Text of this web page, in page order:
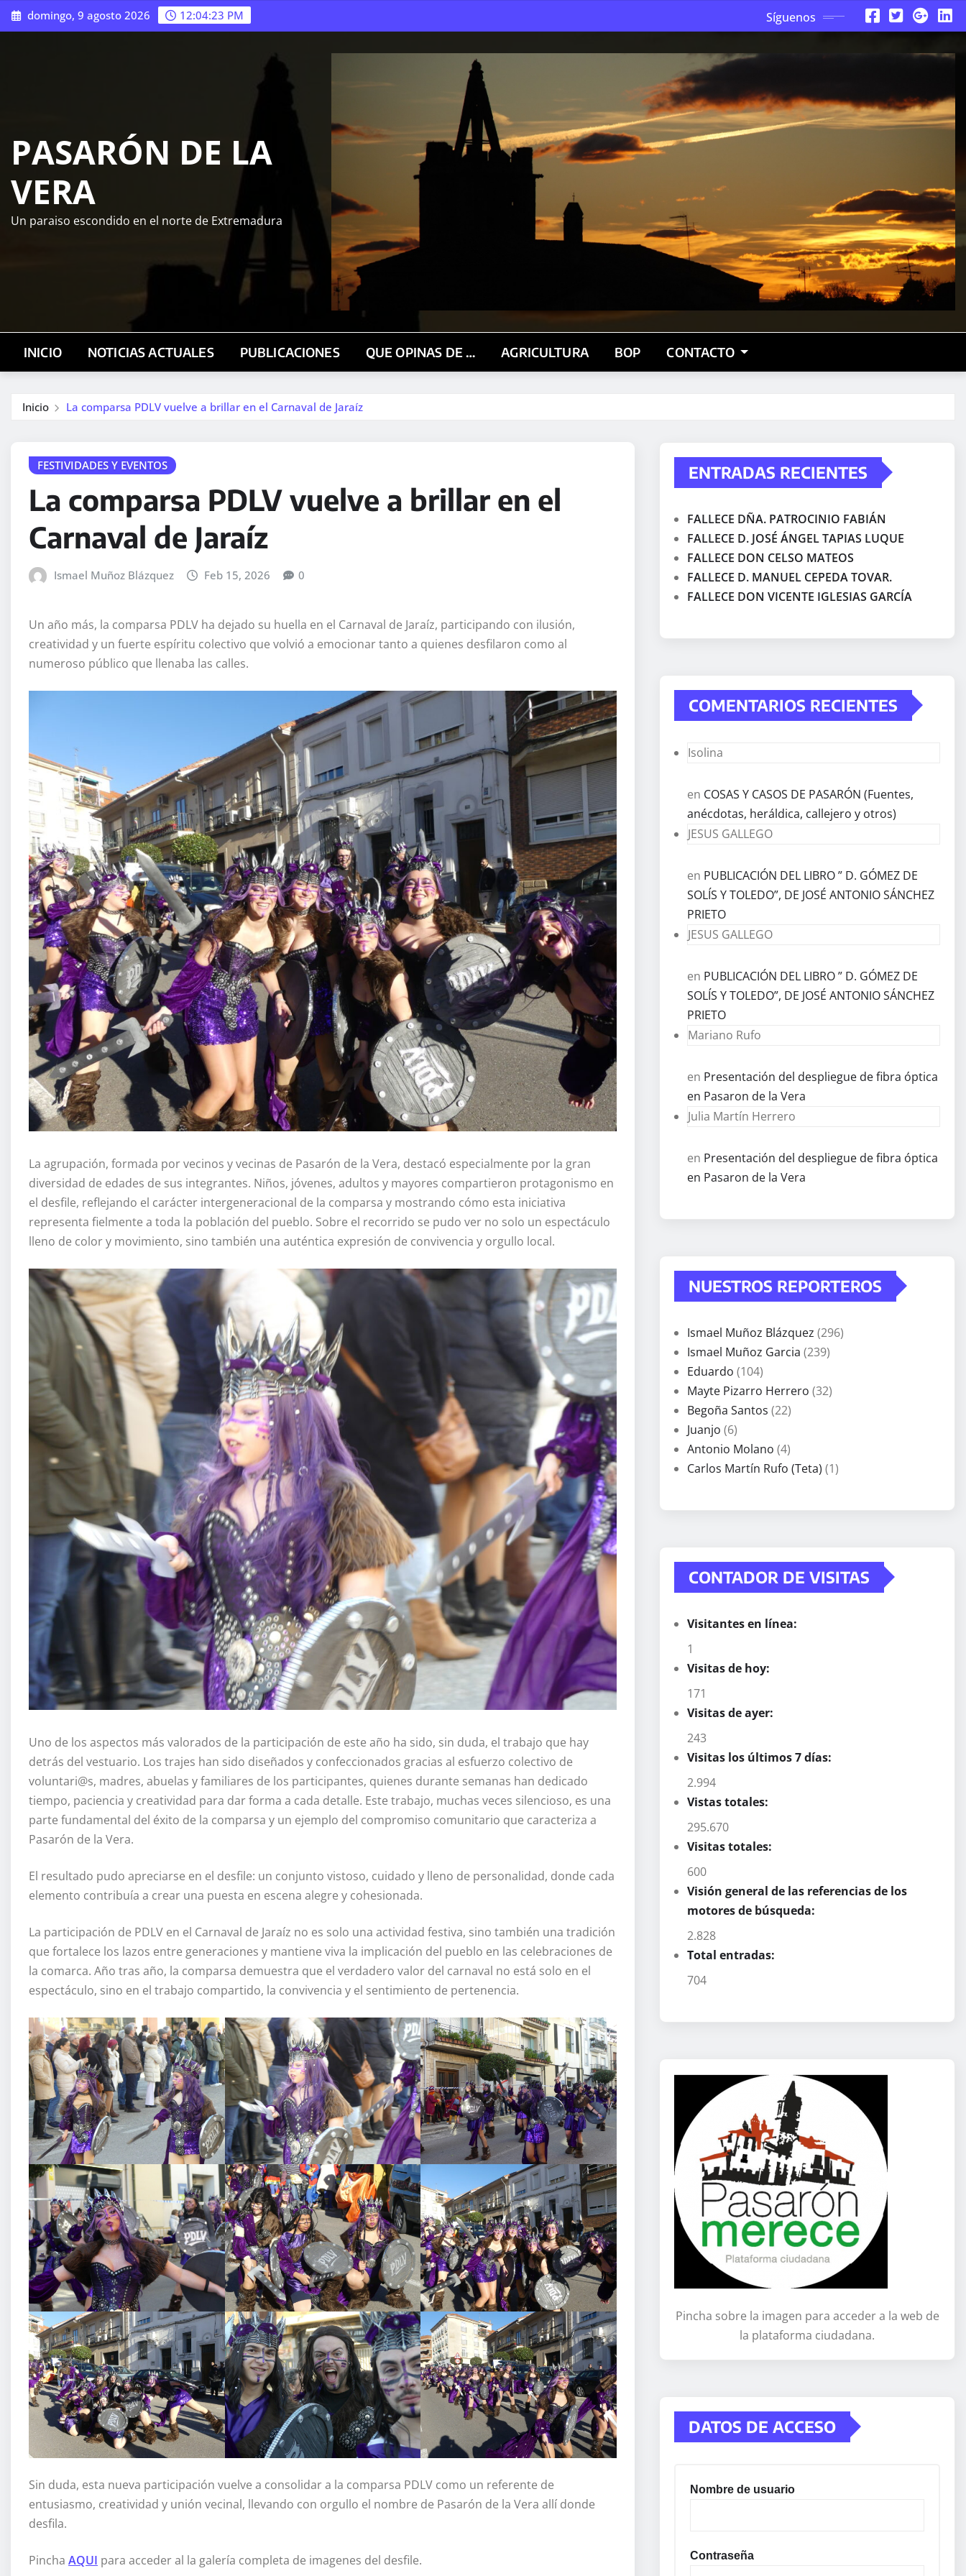
Saltar
al
domingo, 9 agosto 2026 12:04:25 PM Síguenos
PASARÓN DE LA
VERA
Un paraiso escondido en el norte de Extremadura
INICIO NOTICIAS ACTUALES PUBLICACIONES QUE OPINAS DE … AGRICULTURA BOP CONTACTO
Inicio La comparsa PDLV vuelve a brillar en el Carnaval de Jaraíz
FESTIVIDADES Y EVENTOS
La comparsa PDLV vuelve a brillar en el
Carnaval de Jaraíz
Ismael Muñoz Blázquez Feb 15, 2026 0
Un año más, la comparsa PDLV ha dejado su huella en el Carnaval de Jaraíz, participando con ilusión,
creatividad y un fuerte espíritu colectivo que volvió a emocionar tanto a quienes desfilaron como al
numeroso público que llenaba las calles.
La agrupación, formada por vecinos y vecinas de Pasarón de la Vera, destacó especialmente por la gran
diversidad de edades de sus integrantes. Niños, jóvenes, adultos y mayores compartieron protagonismo en
el desfile, reflejando el carácter intergeneracional de la comparsa y mostrando cómo esta iniciativa
representa fielmente a toda la población del pueblo. Sobre el recorrido se pudo ver no solo un espectáculo
lleno de color y movimiento, sino también una auténtica expresión de convivencia y orgullo local.
Uno de los aspectos más valorados de la participación de este año ha sido, sin duda, el trabajo que hay
detrás del vestuario. Los trajes han sido diseñados y confeccionados gracias al esfuerzo colectivo de
voluntari@s, madres, abuelas y familiares de los participantes, quienes durante semanas han dedicado
tiempo, paciencia y creatividad para dar forma a cada detalle. Este trabajo, muchas veces silencioso, es una
parte fundamental del éxito de la comparsa y un ejemplo del compromiso comunitario que caracteriza a
Pasarón de la Vera.
El resultado pudo apreciarse en el desfile: un conjunto vistoso, cuidado y lleno de personalidad, donde cada
elemento contribuía a crear una puesta en escena alegre y cohesionada.
La participación de PDLV en el Carnaval de Jaraíz no es solo una actividad festiva, sino también una tradición
que fortalece los lazos entre generaciones y mantiene viva la implicación del pueblo en las celebraciones de
la comarca. Año tras año, la comparsa demuestra que el verdadero valor del carnaval no está solo en el
espectáculo, sino en el trabajo compartido, la convivencia y el sentimiento de pertenencia.
Sin duda, esta nueva participación vuelve a consolidar a la comparsa PDLV como un referente de
entusiasmo, creatividad y unión vecinal, llevando con orgullo el nombre de Pasarón de la Vera allí donde
desfila.
Pincha AQUI para acceder al la galería completa de imagenes del desfile.
ENTRADAS RECIENTES
FALLECE DÑA. PATROCINIO FABIÁN
FALLECE D. JOSÉ ÁNGEL TAPIAS LUQUE
FALLECE DON CELSO MATEOS
FALLECE D. MANUEL CEPEDA TOVAR.
FALLECE DON VICENTE IGLESIAS GARCÍA
COMENTARIOS RECIENTES
Isolina
en COSAS Y CASOS DE PASARÓN (Fuentes,
anécdotas, heráldica, callejero y otros)
JESUS GALLEGO
en PUBLICACIÓN DEL LIBRO ” D. GÓMEZ DE
SOLÍS Y TOLEDO”, DE JOSÉ ANTONIO SÁNCHEZ
PRIETO
JESUS GALLEGO
en PUBLICACIÓN DEL LIBRO ” D. GÓMEZ DE
SOLÍS Y TOLEDO”, DE JOSÉ ANTONIO SÁNCHEZ
PRIETO
Mariano Rufo
en Presentación del despliegue de fibra óptica
en Pasaron de la Vera
Julia Martín Herrero
en Presentación del despliegue de fibra óptica
en Pasaron de la Vera
NUESTROS REPORTEROS
Ismael Muñoz Blázquez (296)
Ismael Muñoz Garcia (239)
Eduardo (104)
Mayte Pizarro Herrero (32)
Begoña Santos (22)
Juanjo (6)
Antonio Molano (4)
Carlos Martín Rufo (Teta) (1)
CONTADOR DE VISITAS
Visitantes en línea:
1
Visitas de hoy:
171
Visitas de ayer:
243
Visitas los últimos 7 días:
2.994
Vistas totales:
295.670
Visitas totales:
600
Visión general de las referencias de los
motores de búsqueda:
2.828
Total entradas:
704
Pincha sobre la imagen para acceder a la web de
la plataforma ciudadana.
DATOS DE ACCESO
Nombre de usuario
Contraseña